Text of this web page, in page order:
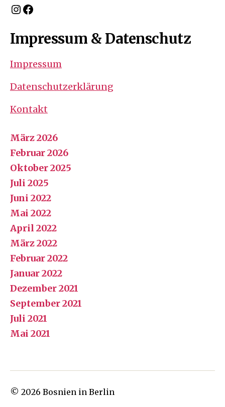
Instagram
Facebook
Impressum & Datenschutz
Impressum
Datenschutzerklärung
Kontakt
März 2026
Februar 2026
Oktober 2025
Juli 2025
Juni 2022
Mai 2022
April 2022
März 2022
Februar 2022
Januar 2022
Dezember 2021
September 2021
Juli 2021
Mai 2021
© 2026 Bosnien in Berlin